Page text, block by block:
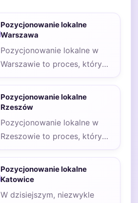
Pozycjonowanie lokalne
Warszawa
Pozycjonowanie lokalne w
Warszawie to proces, który
wymaga uwzględnienia wielu
kluczowych elementów, aby
skutecznie dotrzeć…
Pozycjonowanie lokalne
Rzeszów
Pozycjonowanie lokalne w
Rzeszowie to proces, który
ma na celu zwiększenie
widoczności firmy w
wynikach…
Pozycjonowanie lokalne
Katowice
W dzisiejszym, niezwykle